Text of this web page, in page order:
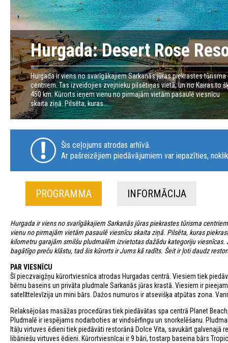
Hurgada: Desert Rose
Hurgada ir viens no svarīgākajiem Sarkanās jūras piekrastes tūrisma
centriem. Tas izveidojies zvejnieku pilsētiņas vietā, un no Kairas to
450 km. Kūrorts ieņem vienu no pirmajām vietām pasaulē viesnīcu
skaita ziņā. Pilsēta, kuras...
Šis ceļojums atrodas arhīvā.
Ar pašreizējiem piedāvājumiem var iepazīties,
PROGRAMMA INFORMĀCIJA
Hurgada ir viens no svarīgākajiem Sarkanās jūras piekrastes tūrisma
vienu no pirmajām vietām pasaulē viesnīcu skaita ziņā. Pilsēta, kuras
kilometru garajām smilšu pludmalēm izvietotas dažādu kategoriju
bagātīgo preču klāstu, tad šis kūrorts ir Jums kā radīts. Šeit ir ļoti daudz
PAR VIESNĪCU
Šī pieczvaigžņu kūrortviesnīca atrodas Hurgadas centrā. Viesiem tiek
bērnu baseins un privāta pludmale Sarkanās jūras krastā. Viesiem ir
satelīttelevīzija un mini bārs. Dažos numuros ir atsevišķa atpūtas zona.
Relaksējošas masāžas procedūras tiek piedāvātas spa centrā Planet
Pludmalē ir iespējams nodarboties ar vindsērfingu un snorkelēšanu.
Itāļu virtuves ēdieni tiek piedāvāti restorānā Dolce Vita, savukārt
libāniešu virtuves ēdieni. Kūrortviesnīcai ir 9 bāri, tostarp baseina bārs